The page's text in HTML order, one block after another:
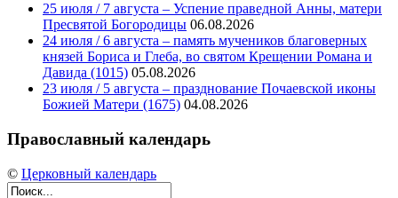
25 июля / 7 августа – Успение праведной Анны, матери
Пресвятой Богородицы 06.08.2026
24 июля / 6 августа – память мучеников благоверных
князей Бориса и Глеба, во святом Крещении Романа и
Давида (1015) 05.08.2026
23 июля / 5 августа – празднование Почаевской иконы
Божией Матери (1675) 04.08.2026
Православный календарь
© Церковный календарь